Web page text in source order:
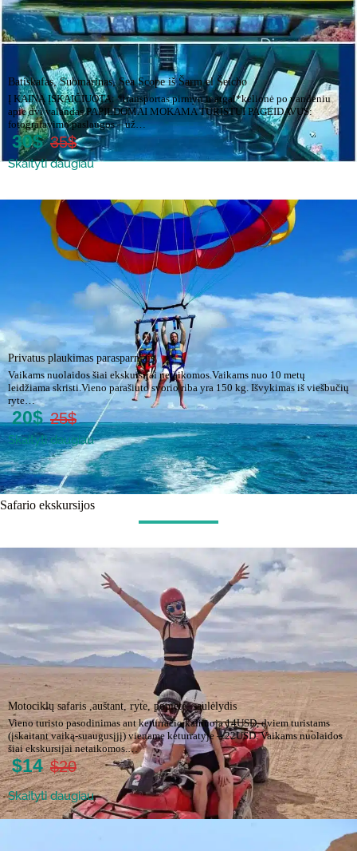
Batiskafas, Submarinas, Sea Scope iš Šarm el Šeicho
Į KAINĄ ĮSKAIČIUOTA: *transportas pirmyn ir atgal*kelionė po vandeniu
apie dvi valandas PAPILDOMAI MOKAMA TURISTUI PAGEIDAVUS:
fotografavimo paslaugos – už…
30$ 35$
Skaityti daugiau
Privatus plaukimas parasparniais
Vaikams nuolaidos šiai ekskursijai netaikomos.Vaikams nuo 10 metų
leidžiama skristi.Vieno parašiuto svorio riba yra 150 kg. Išvykimas iš viešbučių
ryte…
20$ 25$
Skaityti daugiau
Safario ekskursijos
Motociklų safaris ,auštant, ryte, popietė, saulėlydis
Vieno turisto pasodinimas ant keturračio kainuoja 14USD, dviem turistams
(įskaitant vaiką-suaugusįjį) viename keturratyje – 22USD. Vaikams nuolaidos
šiai ekskursijai netaikomos.…
$14 $20
Skaityti daugiau